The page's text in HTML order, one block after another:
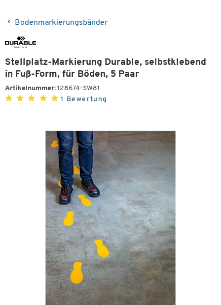
Bodenmarkierungsbänder
Stellplatz-Markierung Durable, selbstklebend
in Fuß-Form, für Böden, 5 Paar
Artikelnummer: 128674-SW81
1 Bewertung